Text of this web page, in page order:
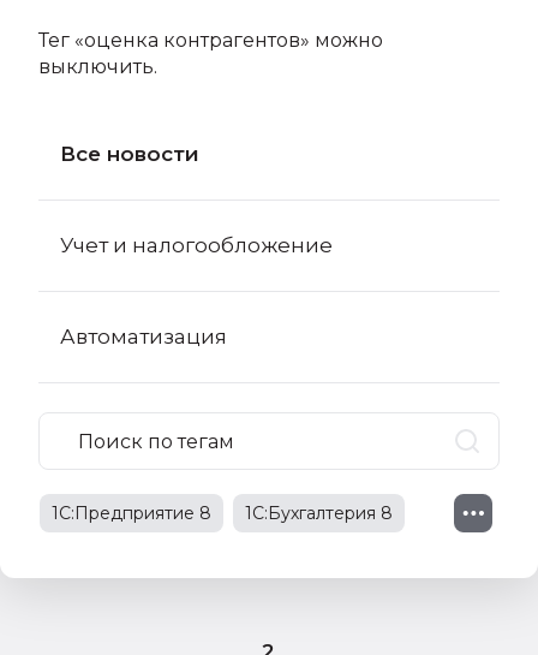
Тег «оценка контрагентов» можно
выключить.
Все новости
Учет и налогообложение
Автоматизация
1С:Предприятие 8 1С:Бухгалтерия 8